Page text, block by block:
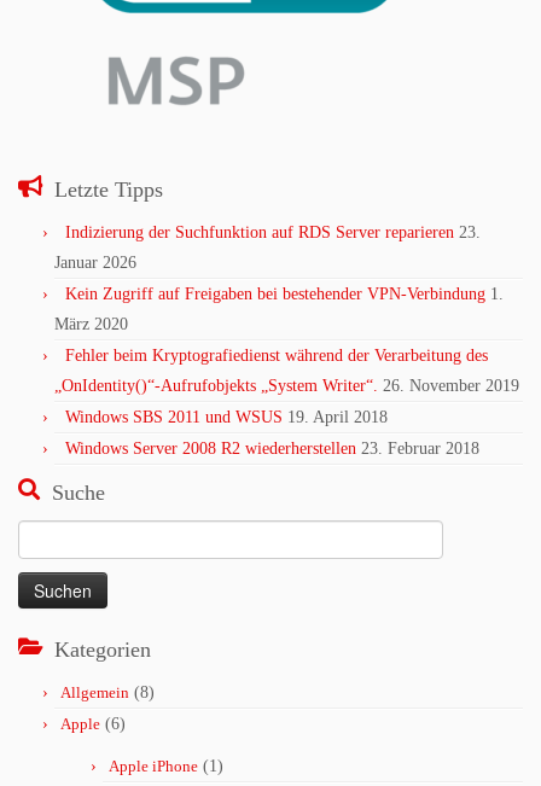
Letzte Tipps
Indizierung der Suchfunktion auf RDS Server reparieren 23.
Januar 2026
Kein Zugriff auf Freigaben bei bestehender VPN-Verbindung 1.
März 2020
Fehler beim Kryptografiedienst während der Verarbeitung des
„OnIdentity()“-Aufrufobjekts „System Writer“. 26. November 2019
Windows SBS 2011 und WSUS 19. April 2018
Windows Server 2008 R2 wiederherstellen 23. Februar 2018
Suche
nach:
Kategorien
Allgemein (8)
Apple (6)
Apple iPhone (1)